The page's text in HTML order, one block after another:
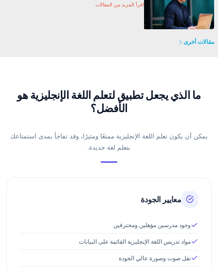
اقرأ المزيد من المقالات
مقالات أخرى
ما الذي يجعل تطبيق لتعلم اللغة الإنجليزية هو
الأفضل؟
يمكن أن يكون تعلم اللغة الإنجليزية ممتعًا ومثيرًا، وقد تفاجأ بمدى استمتاعك
بتعلم لغة جديدة.
معايير الجودة
وجود مدرسين مؤهلين ومحترفين
مواد تدريس اللغة الإنجليزية القائمة على البيانات
نقل صوت وصورة عالي الجودة